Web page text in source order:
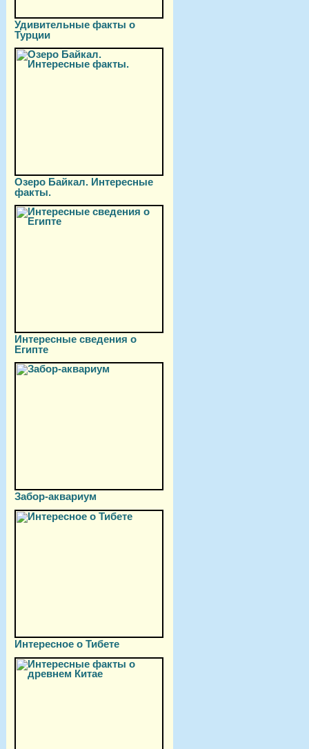
Удивительные факты о
Турции
Озеро Байкал. Интересные
факты.
Интересные сведения о
Египте
Забор-аквариум
Интересное о Тибете